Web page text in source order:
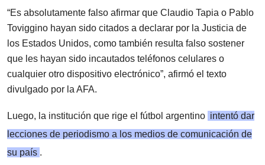
“Es absolutamente falso afirmar que Claudio Tapia o Pablo
Toviggino hayan sido citados a declarar por la Justicia de
los Estados Unidos, como también resulta falso sostener
que les hayan sido incautados teléfonos celulares o
cualquier otro dispositivo electrónico”, afirmó el texto
divulgado por la AFA.
Luego, la institución que rige el fútbol argentino intentó dar
lecciones de periodismo a los medios de comunicación de
su país .